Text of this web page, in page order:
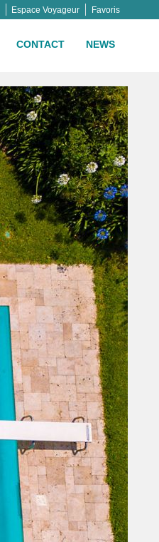
Favoris
Espace Voyageur
CONTACT NEWS